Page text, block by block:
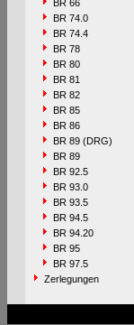
BR 66
BR 74.0
BR 74.4
BR 78
BR 80
BR 81
BR 82
BR 85
BR 86
BR 89 (DRG)
BR 89
BR 92.5
BR 93.0
BR 93.5
BR 94.5
BR 94.20
BR 95
BR 97.5
Zerlegungen